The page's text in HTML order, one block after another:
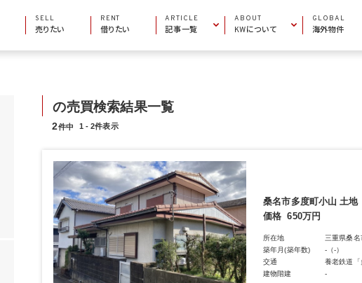
SELL
売りたい
RENT
借りたい
ARTICLE
記事一覧
エリアガイド
ABOUT
KWについて
GLOBAL
海外物件
の売買検索結果一覧
2件中 1 - 2件表示
桑名市多度町小山 土地
価格 650万円
所在地
三重県桑名
築年月(築年数)
-（-）
交通
養老鉄道
建物階建
-